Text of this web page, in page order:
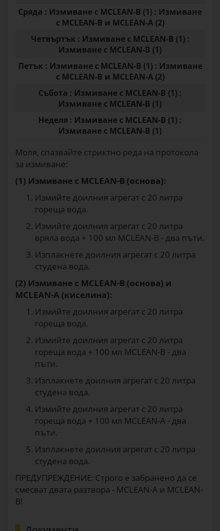
Сряда : Измиване с MCLEAN-B (1) : Измиване
с MCLEAN-B и MCLEAN-A (2)
Четвъртък : Измиване с MCLEAN-B (1) :
Измиване с MCLEAN-B (1)
Петък : Измиване с MCLEAN-B (1) : Измиване
с MCLEAN-B и MCLEAN-A (2)
Събота : Измиване с MCLEAN-B (1) :
Измиване с MCLEAN-B (1)
Неделя : Измиване с MCLEAN-B (1) :
Измиване с MCLEAN-B (1)
Моля, спазвайте стриктно реда на протокола
за измиване:
(1) Измиване с MCLEAN-B (основа):
Измийте доилния агрегат с 20 литра
гореща вода.
Измийте доилния агрегат с 20 литра
вряла вода + 100 мл MCLEAN-B - два пъти.
Изплакнете доилния агрегат с 20 литра
студена вода.
(2) Измиване с MCLEAN-B (основа) и
MCLEAN-A (киселина):
Измийте доилния агрегат с 20 литра
гореща вода.
Измийте доилния агрегат с 20 литра
гореща вода + 100 мл MCLEAN-B - два
пъти.
Изплакнете доилния агрегат с 20 литра
студена вода.
Измийте доилния агрегат с 20 литра
гореща вода + 100 мл MCLEAN-A - два
пъти.
Изплакнете доилния агрегат с 20 литра
студена вода.
ПРЕДУПРЕЖДЕНИЕ: Строго е забранено да се
смесват двата разтвора - MCLEAN-A и MCLEAN-
B!